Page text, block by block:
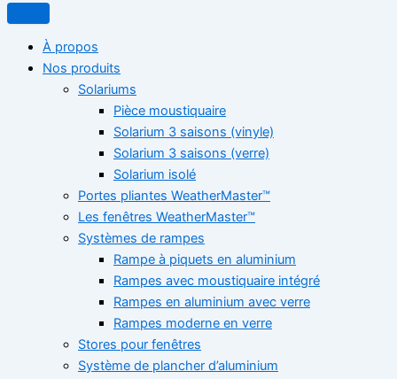
À propos
Nos produits
Solariums
Pièce moustiquaire
Solarium 3 saisons (vinyle)
Solarium 3 saisons (verre)
Solarium isolé
Portes pliantes WeatherMaster™
Les fenêtres WeatherMaster™
Systèmes de rampes
Rampe à piquets en aluminium
Rampes avec moustiquaire intégré
Rampes en aluminium avec verre
Rampes moderne en verre
Stores pour fenêtres
Système de plancher d’aluminium